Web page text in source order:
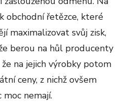
obchodní řetězce, které
maximalizovat svůj zisk,
berou na hůl producenty
na jejich výrobky potom
ceny, z nichž ovšem
nemají.